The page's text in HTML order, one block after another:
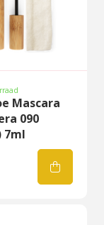
Mascara
090
7ml